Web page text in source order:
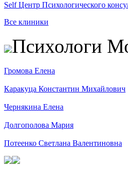
Self Центр Психологического
Все клиники
Психологи
Громова Елена
Каракуца Константин Михайлович
Чернякина Елена
Долгополова Мария
Потеенко Светлана Валентиновна